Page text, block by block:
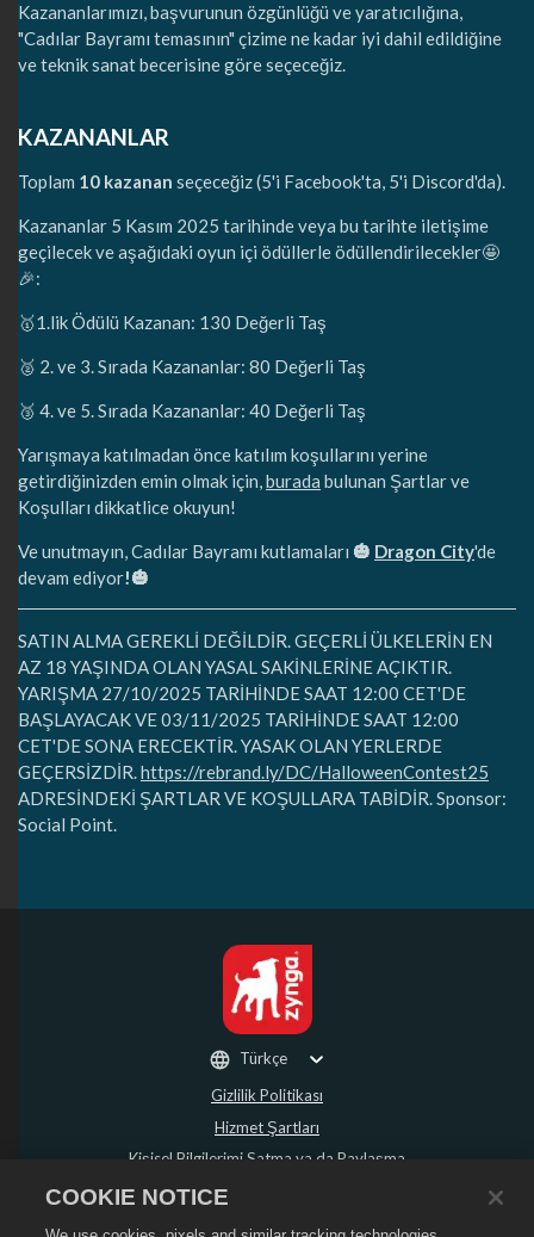
Kazananlarımızı, başvurunun özgünlüğü ve yaratıcılığına,
"Cadılar Bayramı temasının" çizime ne kadar iyi dahil edildiğine
ve teknik sanat becerisine göre seçeceğiz.
KAZANANLAR
Toplam 10 kazanan seçeceğiz (5'i Facebook'ta, 5'i Discord'da).
Kazananlar 5 Kasım 2025 tarihinde veya bu tarihte iletişime
geçilecek ve aşağıdaki oyun içi ödüllerle ödüllendirilecekler🤩
🎉:
🥇1.lik Ödülü Kazanan: 130 Değerli Taş
🥈 2. ve 3. Sırada Kazananlar: 80 Değerli Taş
🥉 4. ve 5. Sırada Kazananlar: 40 Değerli Taş
Yarışmaya katılmadan önce katılım koşullarını yerine
getirdiğinizden emin olmak için,burada bulunan Şartlar ve
Koşulları dikkatlice okuyun!
Ve unutmayın, Cadılar Bayramı kutlamaları 🎃 Dragon City'de
devam ediyor!🎃
SATIN ALMA GEREKLİ DEĞİLDİR. GEÇERLİ ÜLKELERİN EN
AZ 18 YAŞINDA OLAN YASAL SAKİNLERİNE AÇIKTIR.
YARIŞMA 27/10/2025 TARİHİNDE SAAT 12:00 CET'DE
BAŞLAYACAK VE 03/11/2025 TARİHİNDE SAAT 12:00
CET'DE SONA ERECEKTİR. YASAK OLAN YERLERDE
GEÇERSİZDİR.https://rebrand.ly/DC/HalloweenContest25
ADRESİNDEKİ ŞARTLAR VE KOŞULLARA TABİDİR. Sponsor:
Social Point.
Gizlilik Politikası
Hizmet Şartları
Kişisel Bilgilerimi Satma ya da Paylaşma
Para İadesi Politikası
Türkçe
COOKIE NOTICE